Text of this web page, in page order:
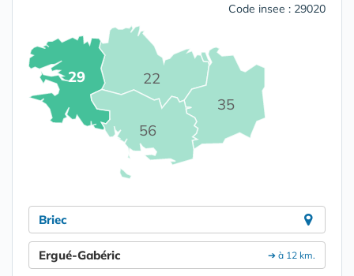
Code insee : 29020
22
29
35
56
Briec
➔ à 12 km.
Ergué-Gabéric